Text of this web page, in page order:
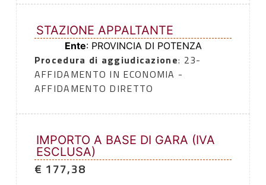
STAZIONE APPALTANTE
Ente: PROVINCIA DI POTENZA
Procedura di aggiudicazione: 23-
AFFIDAMENTO IN ECONOMIA -
AFFIDAMENTO DIRETTO
IMPORTO A BASE DI GARA (IVA
ESCLUSA)
€ 177,38